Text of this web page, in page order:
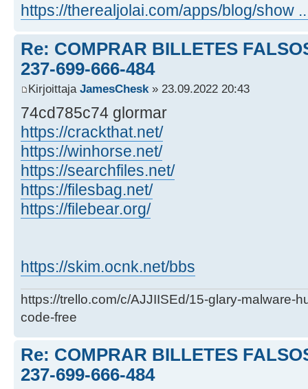
https://therealjolai.com/apps/blog/show
Re: COMPRAR BILLETES
237-699-666-484
Kirjoittaja JamesChesk» 23.09.2022 20:43
74cd785c74 glormar
https://crackthat.net/
https://winhorse.net/
https://searchfiles.net/
https://filesbag.net/
https://filebear.org/
https://skim.ocnk.net/bbs
https://trello.com/c/AJJIISEd/15-glary-malware-
code-free
Re: COMPRAR BILLETES
237-699-666-484